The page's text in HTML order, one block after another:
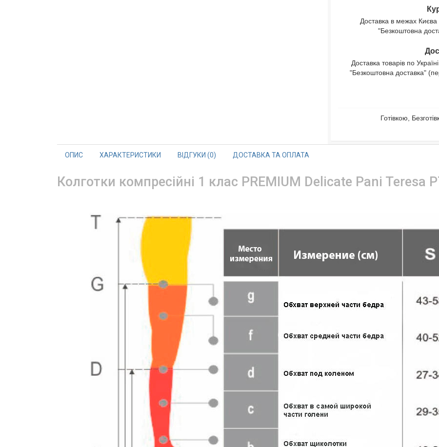
Доставка в межах
"Безкоштовна
Доставка товарів по
"Безкоштовна доставка"
Готівкою,
ОПИС ХАРАКТЕРИСТИКИ ВІДГУКИ (0) ДОСТАВКА ТА ОПЛАТА
Колготки компресійні 1 клас PREMIUM Delicate Pani Teresa